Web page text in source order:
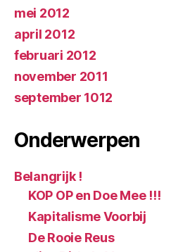
mei 2012
april 2012
februari 2012
november 2011
september 1012
Onderwerpen
Belangrijk !
KOP OP en Doe Mee !!!
Kapitalisme Voorbij
De Rooie Reus